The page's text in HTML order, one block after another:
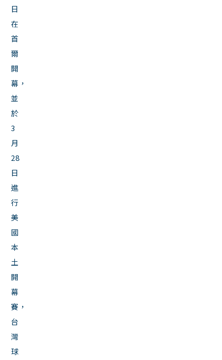
日
在
首
爾
開
幕，
並
於
3
月
28
日
進
行
美
國
本
土
開
幕
賽，
台
灣
球